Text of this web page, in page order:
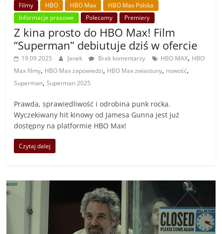
Filmy HBO HBO Max
HBO Max Polska
Informacje prasowe
Polecamy Premiery
Z kina prosto do HBO Max! Film
“Superman” debiutuje dziś w ofercie
19.09.2025 Janek Brak komentarzy HBO MAX, HBO
Max filmy, HBO Max zapowiedzi, HBO Max zwiastuny, nowość,
Superman,Superman 2025
Prawda, sprawiedliwość i odrobina punk rocka.
Wyczekiwany hit kinowy od Jamesa Gunna jest już
dostępny na platformie HBO Max!
Czytaj dalej